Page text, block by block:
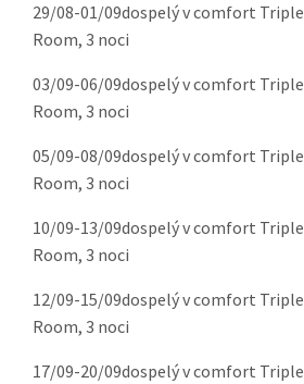
29/08-01/09dospelý v comfort Triple
Room, 3 noci
03/09-06/09dospelý v comfort Triple
Room, 3 noci
05/09-08/09dospelý v comfort Triple
Room, 3 noci
10/09-13/09dospelý v comfort Triple
Room, 3 noci
12/09-15/09dospelý v comfort Triple
Room, 3 noci
17/09-20/09dospelý v comfort Triple